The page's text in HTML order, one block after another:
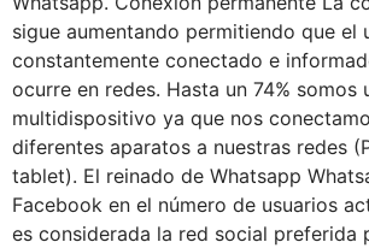
sigue aumentando permitiendo que el
constantemente conectado e
ocurre en redes. Hasta un 74% somos
multidispositivo ya que nos
diferentes aparatos a nuestras redes
tablet). El reinado de Whatsapp
Facebook en el número de usuarios
es considerada la red social preferida